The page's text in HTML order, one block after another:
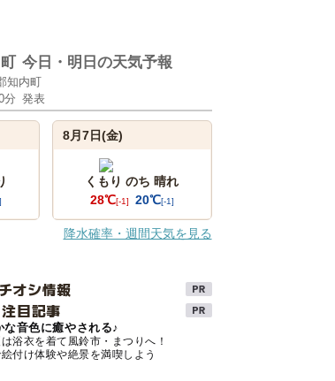
今日・明日の天気予報
知内町
分 発表
8月7日(金)
くもり のち 晴れ
28℃[-1] 20℃[-1]
降水確率・週間天気を見る
オシ情報
目記事
な音色に癒やされる♪
浴衣を着て風鈴市・まつりへ！
付け体験や絶景を満喫しよう